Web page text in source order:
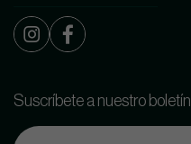
Suscríbete a nuestro boletín